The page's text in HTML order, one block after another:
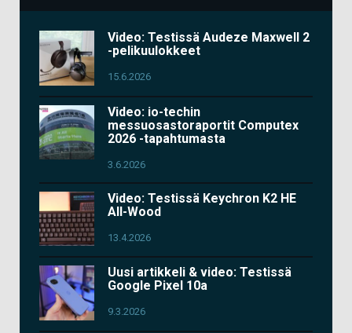
Video: Testissä Audeze Maxwell 2
-pelikuulokkeet
15.6.2026
Video: io-techin
messuosastoraportit Computex
2026 -tapahtumasta
3.6.2026
Video: Testissä Keychron K2 HE
All-Wood
13.4.2026
Uusi artikkeli & video: Testissä
Google Pixel 10a
9.3.2026